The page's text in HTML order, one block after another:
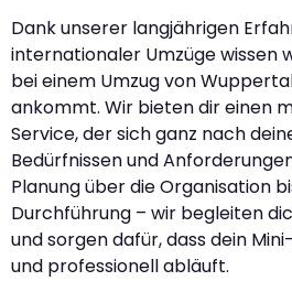
Dank unserer langjährigen
internationaler Umzüge wissen
bei einem Umzug von
ankommt. Wir bieten dir einen
Service, der sich ganz nach
Bedürfnissen und
Planung über die Organisation
Durchführung – wir begleiten
und sorgen dafür, dass dein
und professionell abläuft.